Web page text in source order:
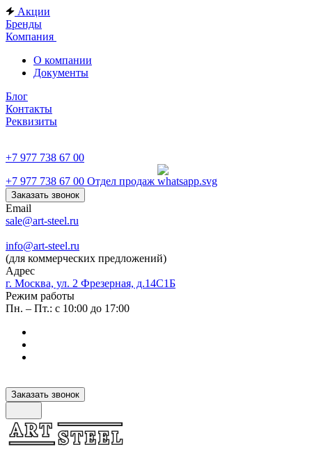
Акции
Бренды
Компания
О компании
Документы
Блог
Контакты
Реквизиты
+7 977 738 67 00
+7 977 738 67 00 Отдел продаж
Заказать звонок
Email
sale@art-steel.ru
info@art-steel.ru
(для коммерческих предложений)
Адрес
г. Москва, ул. 2 Фрезерная, д.14С1Б
Режим работы
Пн. – Пт.: с 10:00 до 17:00
Заказать звонок